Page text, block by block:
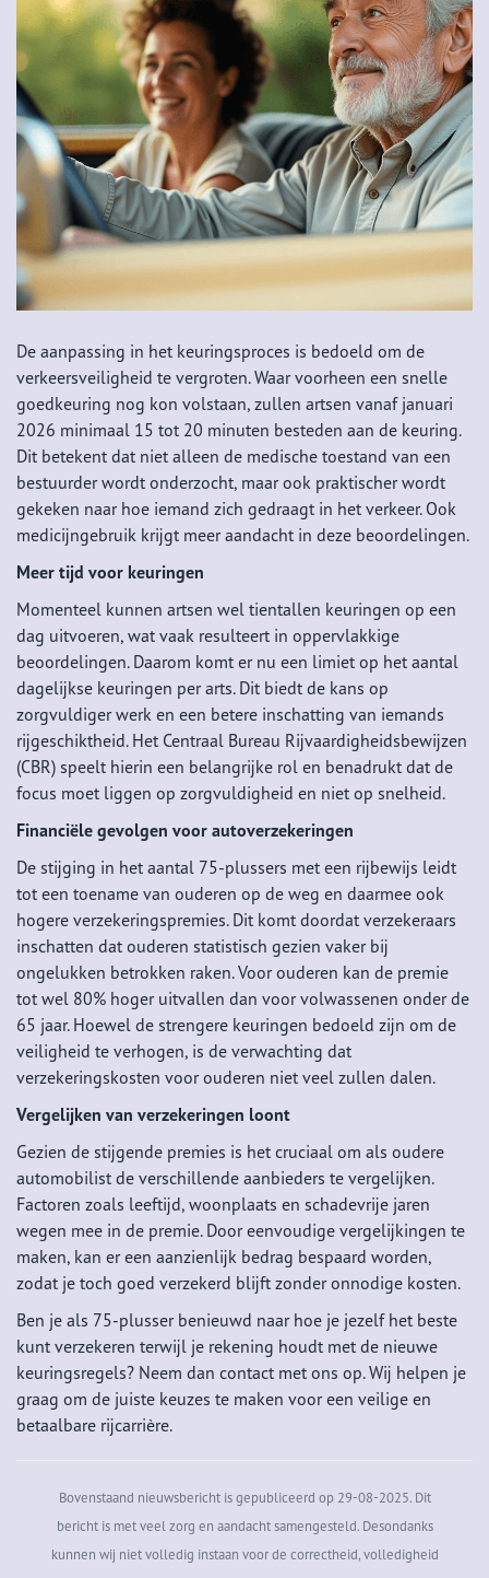
De aanpassing in het keuringsproces is bedoeld om de
verkeersveiligheid te vergroten. Waar voorheen een snelle
goedkeuring nog kon volstaan, zullen artsen vanaf januari
2026 minimaal 15 tot 20 minuten besteden aan de keuring.
Dit betekent dat niet alleen de medische toestand van een
bestuurder wordt onderzocht, maar ook praktischer wordt
gekeken naar hoe iemand zich gedraagt in het verkeer. Ook
medicijngebruik krijgt meer aandacht in deze beoordelingen.
Meer tijd voor keuringen
Momenteel kunnen artsen wel tientallen keuringen op een
dag uitvoeren, wat vaak resulteert in oppervlakkige
beoordelingen. Daarom komt er nu een limiet op het aantal
dagelijkse keuringen per arts. Dit biedt de kans op
zorgvuldiger werk en een betere inschatting van iemands
rijgeschiktheid. Het Centraal Bureau Rijvaardigheidsbewijzen
(CBR) speelt hierin een belangrijke rol en benadrukt dat de
focus moet liggen op zorgvuldigheid en niet op snelheid.
Financiële gevolgen voor autoverzekeringen
De stijging in het aantal 75-plussers met een rijbewijs leidt
tot een toename van ouderen op de weg en daarmee ook
hogere verzekeringspremies. Dit komt doordat verzekeraars
inschatten dat ouderen statistisch gezien vaker bij
ongelukken betrokken raken. Voor ouderen kan de premie
tot wel 80% hoger uitvallen dan voor volwassenen onder de
65 jaar. Hoewel de strengere keuringen bedoeld zijn om de
veiligheid te verhogen, is de verwachting dat
verzekeringskosten voor ouderen niet veel zullen dalen.
Vergelijken van verzekeringen loont
Gezien de stijgende premies is het cruciaal om als oudere
automobilist de verschillende aanbieders te vergelijken.
Factoren zoals leeftijd, woonplaats en schadevrije jaren
wegen mee in de premie. Door eenvoudige vergelijkingen te
maken, kan er een aanzienlijk bedrag bespaard worden,
zodat je toch goed verzekerd blijft zonder onnodige kosten.
Ben je als 75-plusser benieuwd naar hoe je jezelf het beste
kunt verzekeren terwijl je rekening houdt met de nieuwe
keuringsregels? Neem dan contact met ons op. Wij helpen je
graag om de juiste keuzes te maken voor een veilige en
betaalbare rijcarrière.
Bovenstaand nieuwsbericht is gepubliceerd op 29-08-2025. Dit
bericht is met veel zorg en aandacht samengesteld. Desondanks
kunnen wij niet volledig instaan voor de correctheid, volledigheid